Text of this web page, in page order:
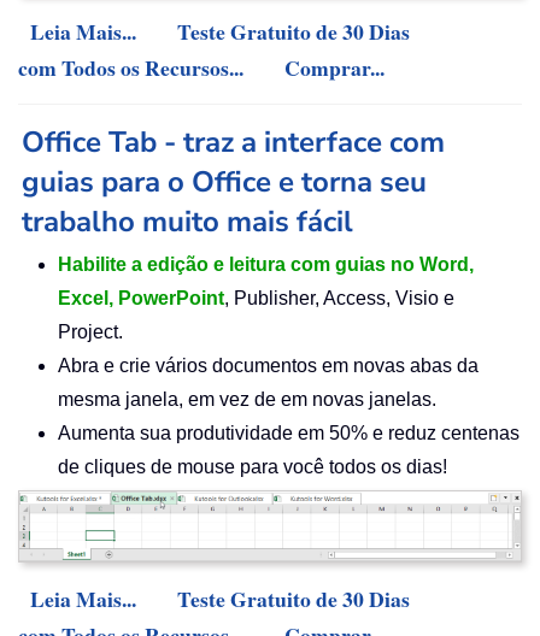
Leia Mais...
Teste Gratuito de 30 Dias
com Todos os Recursos...
Comprar...
Office Tab - traz a interface com
guias para o Office e torna seu
trabalho muito mais fácil
Habilite a edição e leitura com guias no Word,
Excel, PowerPoint, Publisher, Access, Visio e
Project.
Abra e crie vários documentos em novas abas da
mesma janela, em vez de em novas janelas.
Aumenta sua produtividade em 50% e reduz centenas
de cliques de mouse para você todos os dias!
Leia Mais...
Teste Gratuito de 30 Dias